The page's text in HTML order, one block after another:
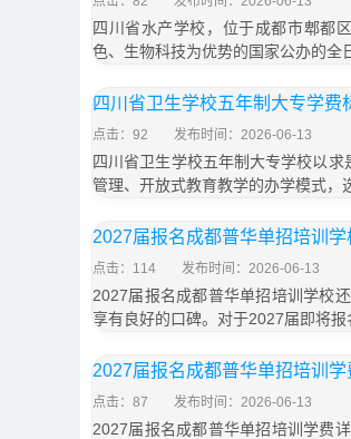
四川省水产学校，位于成都市郫都
色、生物科技为优势的国家公办的全
四川省卫生学校五年制大专学费
点击：92 发布时间：2026-06-13
四川省卫生学校五年制大专学校以
管理、开放式教育教学的办学模式，
2027届报名成都普华单招培训
点击：114 发布时间：2026-06-13
2027届报名成都普华单招培训学校
享有良好的口碑。对于2027届即将
2027届报名成都普华单招培训学
点击：87 发布时间：2026-06-13
2027届报名成都普华单招培训学费